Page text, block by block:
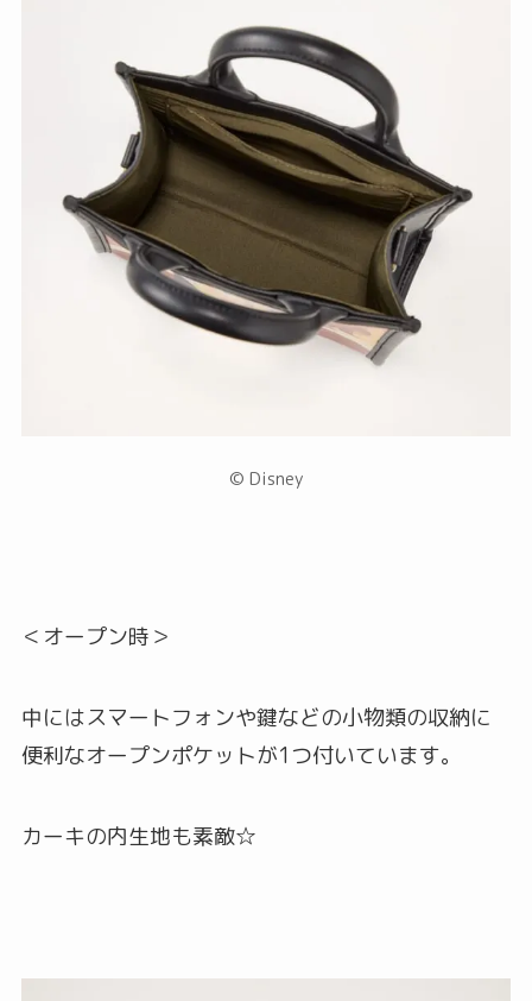
© Disney
＜オープン時＞
中にはスマートフォンや鍵などの小物類の収納に
便利なオープンポケットが1つ付いています。
カーキの内生地も素敵☆